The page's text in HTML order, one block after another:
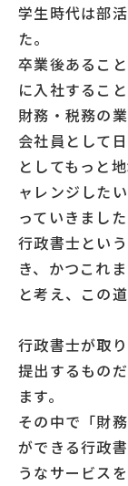
学生時代は部
た。
卒業後あるこ
に入社するこ
財務・税務の
会社員として
としてもっと
ャレンジした
っていきました
行政書士とい
き、かつこれ
と考え、この
行政書士が取
提出するもの
ます。
その中で「財
ができる行政
うなサービス